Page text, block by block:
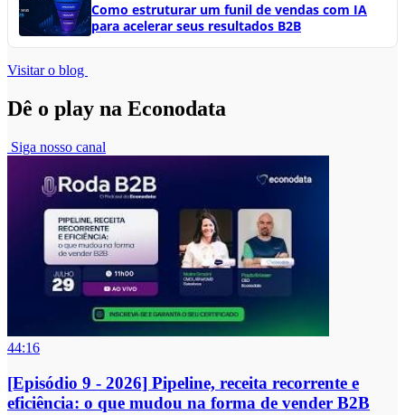
Como estruturar um funil de vendas com IA
para acelerar seus resultados B2B
Visitar o blog
Dê o play na Econodata
Siga nosso canal
44:16
[Episódio 9 - 2026] Pipeline, receita recorrente e
eficiência: o que mudou na forma de vender B2B